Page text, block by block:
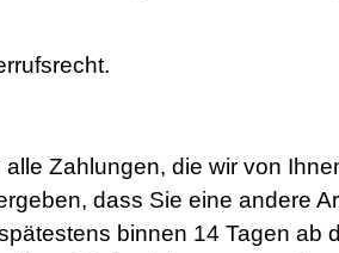
Zahlungen, die wir von
dass Sie eine andere
binnen 14 Tagen ab